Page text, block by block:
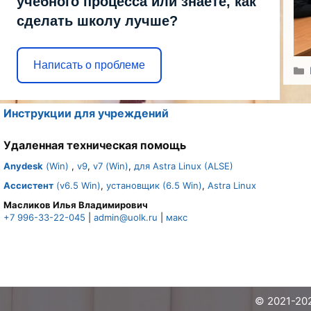
сделать школу лучше?
Написать о проблеме
Инструкции для учреждений
Удаленная техническая помощь
Anydesk (Win) , v9, v7 (Win), для Astra Linux (ALSE)
Ассистент (v6.5 Win), установщик (6.5 Win), Astra Linux
Масликов Илья Владимирович
+7 996-33-22-045
admin@uolk.ru макс
© 2021-